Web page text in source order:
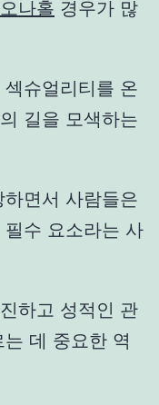
오나홀 경우가 많
슈얼리티를 온
길을 모색하는
면서 사람들은
수 요소라는 사
하고 성적인 관
데 중요한 역